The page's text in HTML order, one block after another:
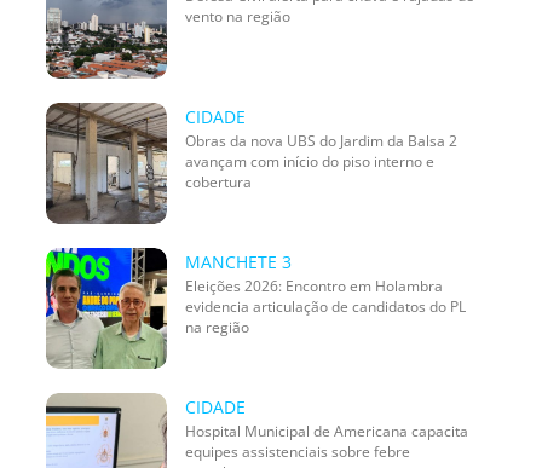
vento na região
CIDADE
Obras da nova UBS do Jardim da Balsa 2
avançam com início do piso interno e
cobertura
MANCHETE 3
Eleições 2026: Encontro em Holambra
evidencia articulação de candidatos do PL
na região
CIDADE
Hospital Municipal de Americana capacita
equipes assistenciais sobre febre